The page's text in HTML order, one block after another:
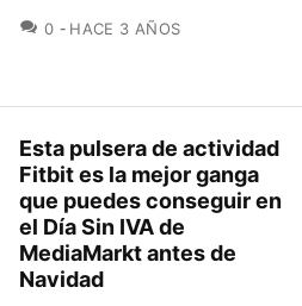
0 COMENTARIOS
HACE 3 AÑOS
Esta pulsera de actividad
Fitbit es la mejor ganga
que puedes conseguir en
el Día Sin IVA de
MediaMarkt antes de
Navidad